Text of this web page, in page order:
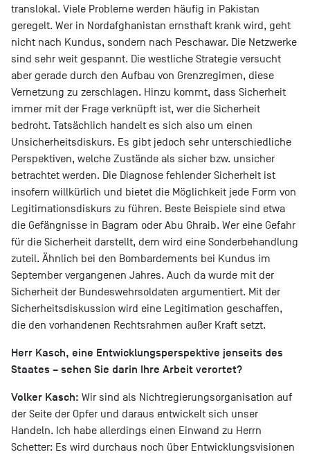
translokal. Viele Probleme werden häufig in Pakistan
geregelt. Wer in Nordafghanistan ernsthaft krank wird, geht
nicht nach Kundus, sondern nach Peschawar. Die Netzwerke
sind sehr weit gespannt. Die westliche Strategie versucht
aber gerade durch den Aufbau von Grenzregimen, diese
Vernetzung zu zerschlagen. Hinzu kommt, dass Sicherheit
immer mit der Frage verknüpft ist, wer die Sicherheit
bedroht. Tatsächlich handelt es sich also um einen
Unsicherheitsdiskurs. Es gibt jedoch sehr unterschiedliche
Perspektiven, welche Zustände als sicher bzw. unsicher
betrachtet werden. Die Diagnose fehlender Sicherheit ist
insofern willkürlich und bietet die Möglichkeit jede Form von
Legitimationsdiskurs zu führen. Beste Beispiele sind etwa
die Gefängnisse in Bagram oder Abu Ghraib. Wer eine Gefahr
für die Sicherheit darstellt, dem wird eine Sonderbehandlung
zuteil. Ähnlich bei den Bombardements bei Kundus im
September vergangenen Jahres. Auch da wurde mit der
Sicherheit der Bundeswehrsoldaten argumentiert. Mit der
Sicherheitsdiskussion wird eine Legitimation geschaffen,
die den vorhandenen Rechtsrahmen außer Kraft setzt.
Herr Kasch, eine Entwicklungsperspektive jenseits des
Staates – sehen Sie darin Ihre Arbeit verortet?
Volker Kasch: Wir sind als Nichtregierungsorganisation auf
der Seite der Opfer und daraus entwickelt sich unser
Handeln. Ich habe allerdings einen Einwand zu Herrn
Schetter: Es wird durchaus noch über Entwicklungsvisionen